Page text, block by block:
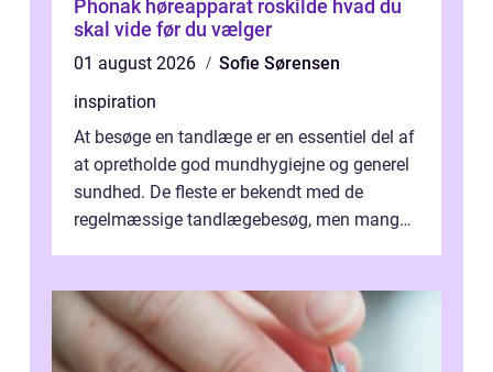
Phonak høreapparat roskilde hvad du
skal vide før du vælger
01 august 2026
Sofie Sørensen
inspiration
At besøge en tandlæge er en essentiel del af
at opretholde god mundhygiejne og generel
sundhed. De fleste er bekendt med de
regelmæssige tandlægebesøg, men mange